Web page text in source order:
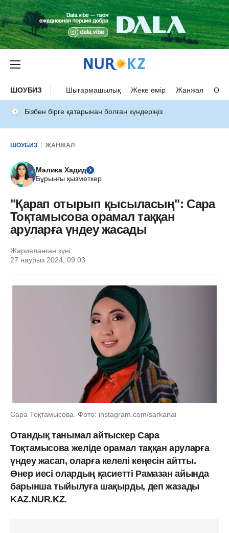
ШОУБИЗ Шығармашылық Жеке өмір Жанжал
Бізбен бірге қатарынан болған күндеріңіз
ШОУБИЗ ЖАНЖАЛ
Малика Хадид
Бұрынғы қызметкер
"Қарап отырып қысыласың": Сара
Тоқтамысова орамал таққан
аруларға үндеу жасады
Жарияланған күні:
27 наурыз 2024, 09:03
Сара Тоқтамысова. Фото: instagram.com/sarkanai
Отандық танымал айтыскер Сара
Тоқтамысова желіде орамал таққан аруларға
үндеу жасап, оларға келелі кеңесін айтты.
Өнер иесі олардың қасиетті Рамазан айында
барынша тыйылуға шақырды, деп жазады
KAZ.NUR.KZ.